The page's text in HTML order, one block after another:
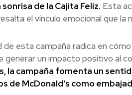
sonrisa de la Cajita Feliz. Esta
el vínculo emocional que la
de esta campaña radica en
generar un impacto positivo al
la campaña fomenta un
de McDonald's como